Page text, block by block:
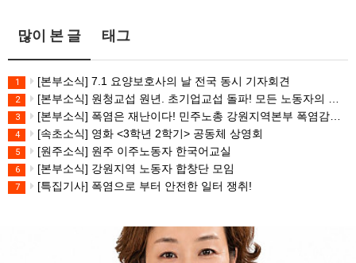
많이 본 글 태그
1 [본부소식] 7.1 요양보호사의 날 전국 동시 기자회견
2 [본부소식] 원청교섭 원년. 초기업교섭 돌파! 모든 노동자의 노동기본권 쟁취! 민주노총 7.15 총파업대회
3 [본부소식] 폭염은 재난이다! 민주노총 강원지역본부 폭염감시단 선포 기자회견
4 [속초소식] 영화 <3학년 2학기> 공동체 상영회
5 [원주소식] 원주 이주노동자 한국어교실
6 [본부소식] 강원지역 노동자 합창단 모임
7 [특집기사] 폭염으로 부터 안전한 일터 쟁취!